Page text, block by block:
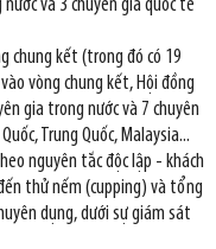
và 3 chuyên gia quốc tế
chung kết (trong đó có 19
vòng chung kết, Hội đồng
gia trong nước và 7 chuyên
Trung Quốc, Malaysia...
nguyên tắc độc lập - khách
thử nếm (cupping) và tổng
dụng, dưới sự giám sát